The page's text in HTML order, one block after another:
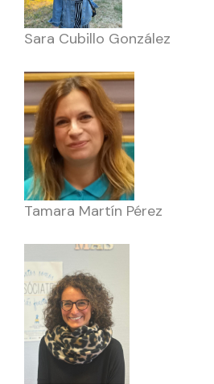
Sara Cubillo González
Tamara Martín Pérez